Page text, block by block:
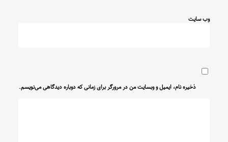
وب‌ سایت
ذخیره نام، ایمیل و وبسایت من در مرورگر برای زمانی که دوباره دیدگاهی می‌نویسم.